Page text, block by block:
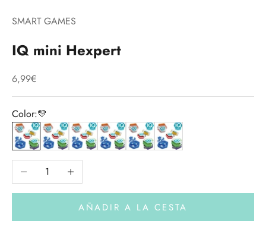
SMART GAMES
IQ mini Hexpert
Precio de oferta
6,99€
Color:💛
💛
💙 💜 ❤️ 💚 🧡
Reducir cantidadAumentar cantidad
AÑADIR A LA CESTA